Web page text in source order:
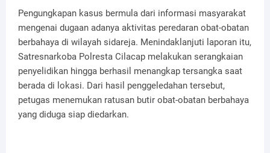
Pengungkapan kasus bermula dari informasi masyarakat
mengenai dugaan adanya aktivitas peredaran obat-obatan
berbahaya di wilayah sidareja. Menindaklanjuti laporan itu,
Satresnarkoba Polresta Cilacap melakukan serangkaian
penyelidikan hingga berhasil menangkap tersangka saat
berada di lokasi. Dari hasil penggeledahan tersebut,
petugas menemukan ratusan butir obat-obatan berbahaya
yang diduga siap diedarkan.